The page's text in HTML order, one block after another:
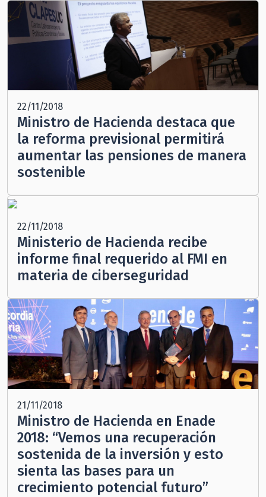
22/11/2018
Ministro de Hacienda destaca que
la reforma previsional permitirá
aumentar las pensiones de manera
sostenible
22/11/2018
Ministerio de Hacienda recibe
informe final requerido al FMI en
materia de ciberseguridad
21/11/2018
Ministro de Hacienda en Enade
2018: “Vemos una recuperación
sostenida de la inversión y esto
sienta las bases para un
crecimiento potencial futuro”